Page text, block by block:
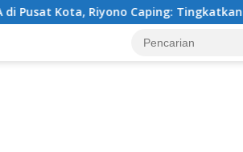
Caping: Tingkatkan SDM dan